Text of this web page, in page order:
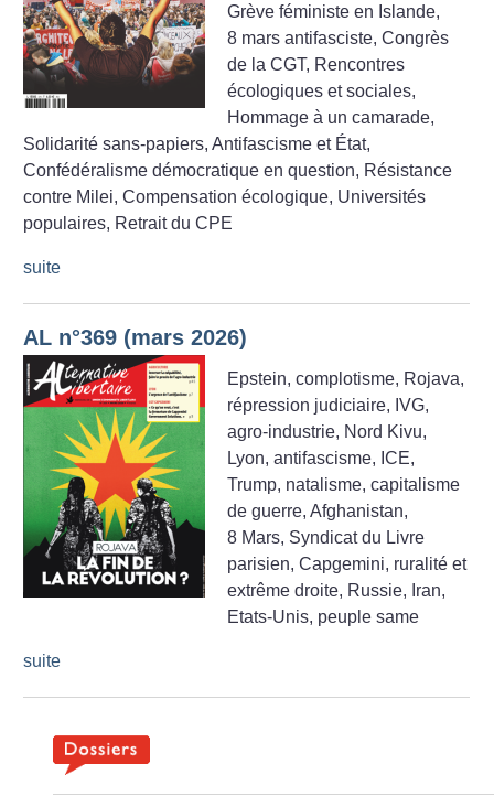
Grève féministe en Islande,
8 mars antifasciste, Congrès
de la CGT, Rencontres
écologiques et sociales,
Hommage à un camarade,
Solidarité sans-papiers, Antifascisme et État,
Confédéralisme démocratique en question, Résistance
contre Milei, Compensation écologique, Universités
populaires, Retrait du CPE
suite
AL n°369 (mars 2026)
Epstein, complotisme, Rojava,
répression judiciaire, IVG,
agro-industrie, Nord Kivu,
Lyon, antifascisme, ICE,
Trump, natalisme, capitalisme
de guerre, Afghanistan,
8 Mars, Syndicat du Livre
parisien, Capgemini, ruralité et
extrême droite, Russie, Iran,
Etats-Unis, peuple same
suite